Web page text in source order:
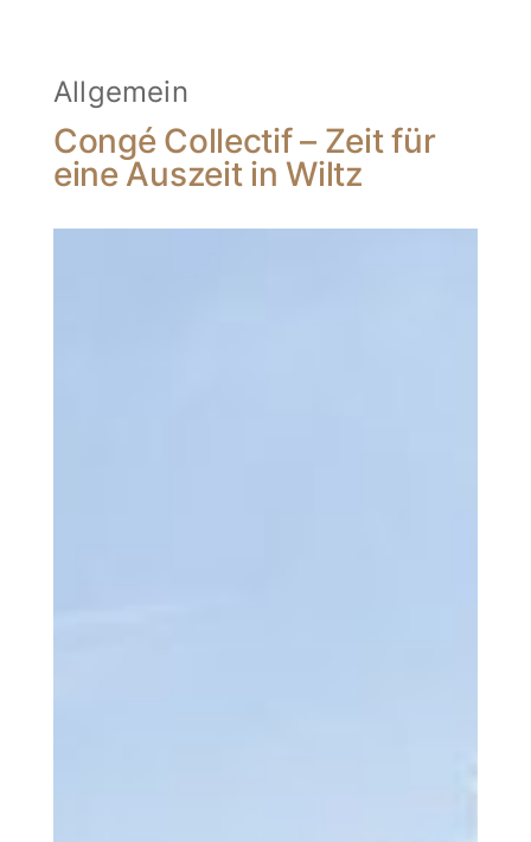
Allgemein
Congé Collectif – Zeit für
eine Auszeit in Wiltz